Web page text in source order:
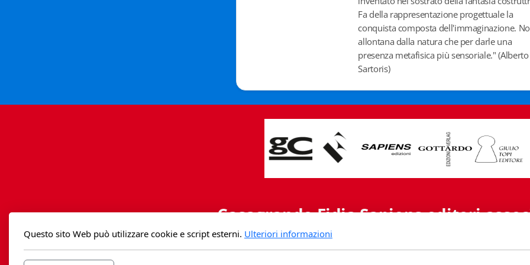
Fa della rappresentazione progettuale la
conquista composta dell'immaginazione.
allontana dalla natura che per darle una
presenza metafisica più sensoriale." (Alberto
Sartoris)
Casagrande Fidia Sapiens editori
Via B. Lambertenghi 5 - 6900 Lugano
Questo sito Web può utilizzare cookie e script esterni. Ulteriori informazioni